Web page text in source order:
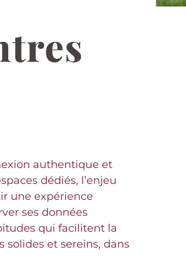
authentique et
dédiés, l’enjeu
une expérience
ses données
qui facilitent la
solides et sereins, dans